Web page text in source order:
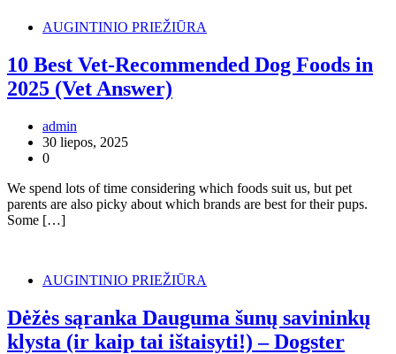
AUGINTINIO PRIEŽIŪRA
10 Best Vet-Recommended Dog Foods in
2025 (Vet Answer)
admin
30 liepos, 2025
0
We spend lots of time considering which foods suit us, but pet
parents are also picky about which brands are best for their pups.
Some […]
AUGINTINIO PRIEŽIŪRA
Dėžės sąranka Dauguma šunų savininkų
klysta (ir kaip tai ištaisyti!) – Dogster